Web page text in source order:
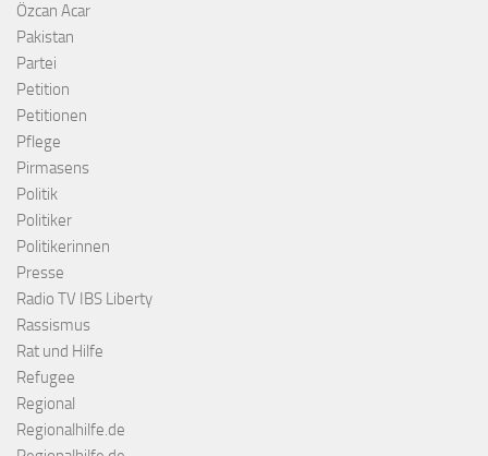
Özcan Acar
Pakistan
Partei
Petition
Petitionen
Pflege
Pirmasens
Politik
Politiker
Politikerinnen
Presse
Radio TV IBS Liberty
Rassismus
Rat und Hilfe
Refugee
Regional
Regionalhilfe.de